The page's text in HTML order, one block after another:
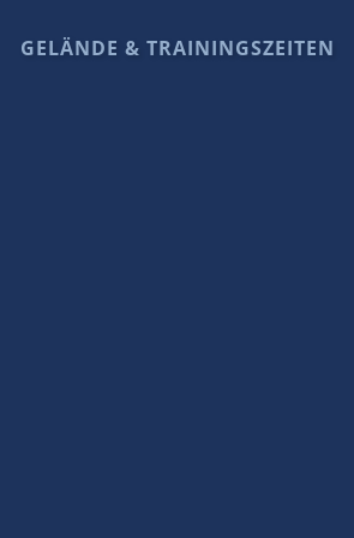
GELÄNDE & TRAININGSZEITEN